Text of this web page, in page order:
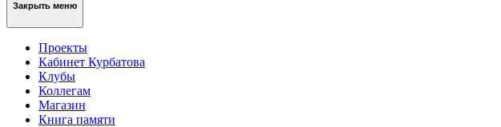
Закрыть меню
Проекты
Кабинет Курбатова
Клубы
Коллегам
Магазин
Книга памяти